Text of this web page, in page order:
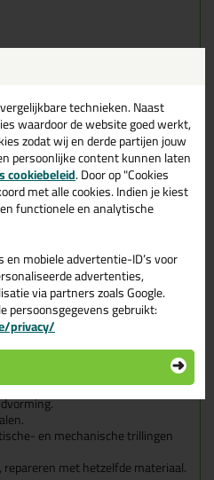
maximale
hoogwaardige
en eindsterkte, snelle
, water-, vocht-, schimmel- en
snel
conform EMICODE
A+.
met zilvercoating spiegels,
vlekt en / of bloed niet op
beton, natuursteen en
uitharding, direct
en mechanische trillingen
met hetzelfde materiaal.
technieken. Naast
waardoor de website goed werkt,
zodat wij en derde partijen jouw
persoonlijke content kunnen laten
cookiebeleid. Door op "Cookies
met alle cookies. Indien je kiest
functionele en analytische
mobiele advertentie-ID’s voor
advertenties,
via partners zoals Google.
persoonsgegevens gebruikt:
privacy/